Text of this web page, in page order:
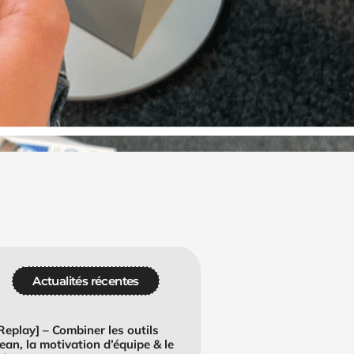
Actualités récentes
– Combiner les outils
la motivation d’équipe & le